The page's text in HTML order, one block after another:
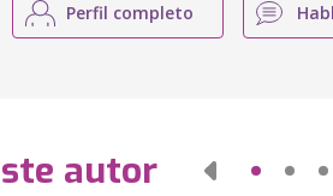
Perfil completo
autor